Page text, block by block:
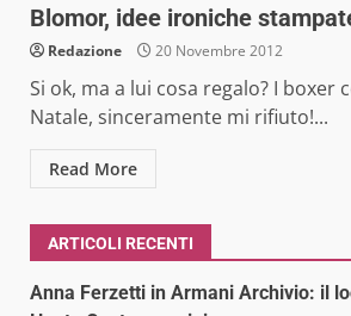
Blomor, idee ironiche
Redazione 20 Novembre 2012
Si ok, ma a lui cosa regalo? I boxer
Natale, sinceramente mi rifiuto!...
Read More
ARTICOLI RECENTI
Anna Ferzetti in Armani Archivio: il